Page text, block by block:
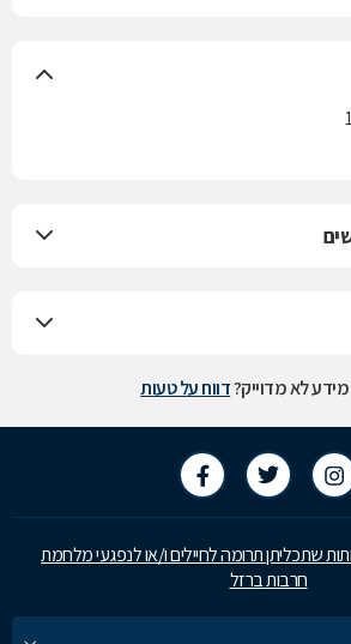
לא מדוייק?דווח על טעות
שתכליתן תרומה לחיילים ו/או לנפגעי מלחמת
חרבות ברזל